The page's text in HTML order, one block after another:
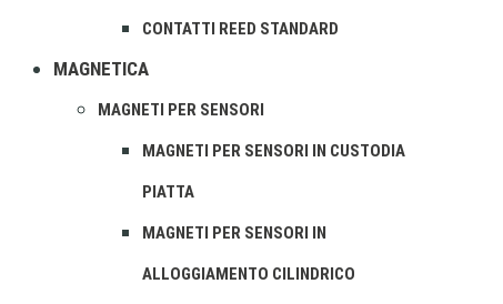
CONTATTI REED STANDARD
MAGNETICA
MAGNETI PER SENSORI
MAGNETI PER SENSORI IN CUSTODIA
PIATTA
MAGNETI PER SENSORI IN
ALLOGGIAMENTO CILINDRICO